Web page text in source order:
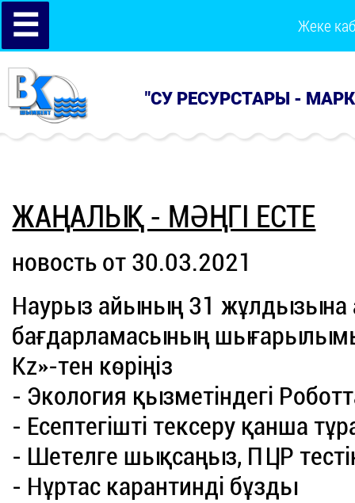
☰ Жеке
"СУ РЕСУРСТАРЫ -
ЖАҢАЛЫҚ - МӘҢГІ ЕСТЕ
новость от 30.03.2021
Наурыз айының 31
бағдарламасының
Kz»-тен көріңіз
- Экология қызметіндегі
- Есептегішті тексеру қанша
- Шетелге шықсаңыз, ПЦР
- Нұртас карантинді бұзды